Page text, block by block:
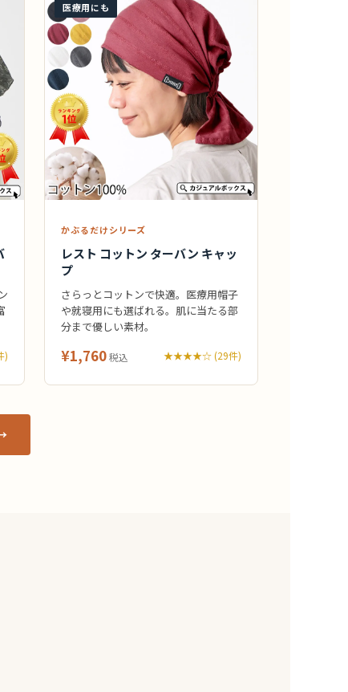
)
医療用にも
かぶるだけシリーズ
レスト コットン ターバン キャッ
プ
さらっとコットンで快適。医療用帽子
や就寝用にも選ばれる。肌に当たる部
分まで優しい素材。
¥1,760税込 ★★★★☆ (29件)